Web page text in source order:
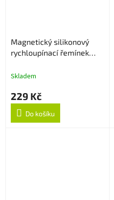
Magnetický silikonový
rychloupínací řemínek
Skladem
229 Kč
Do košíku